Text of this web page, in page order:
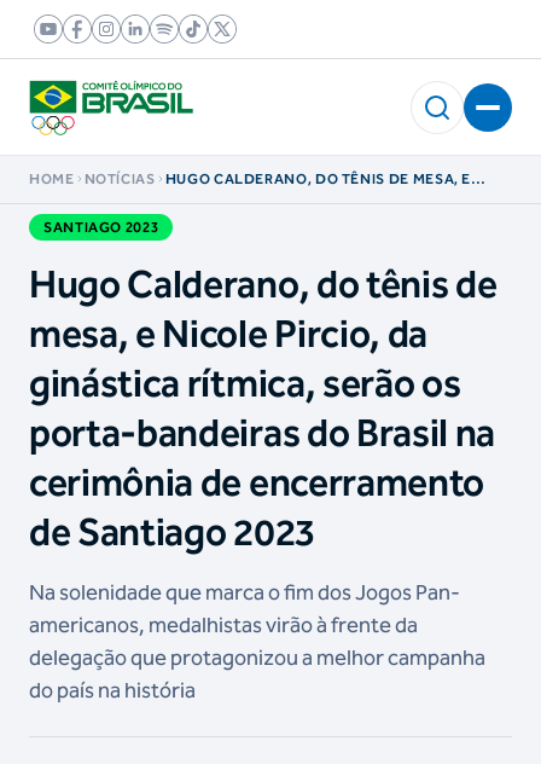
HOME NOTÍCIAS
HUGO CALDERANO, DO TÊNIS DE MESA, E
OS PORTA-BANDEIRAS DO BRASIL NA
CERIMÔNIA DE ENCERRAMENTO DE SANTIAGO
SANTIAGO 2023
Hugo Calderano, do tênis de
mesa, e Nicole Pircio, da
ginástica rítmica, serão os
porta-bandeiras do Brasil na
cerimônia de encerramento
de Santiago 2023
Na solenidade que marca o fim dos Jogos Pan-
americanos, medalhistas virão à frente da
delegação que protagonizou a melhor campanha
do país na história